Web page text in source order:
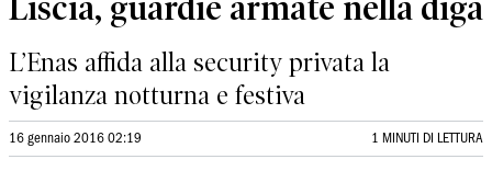
L’Enas affida alla security privata la
vigilanza notturna e festiva
16 gennaio 2016 02:19 1 MINUTI DI LETTURA